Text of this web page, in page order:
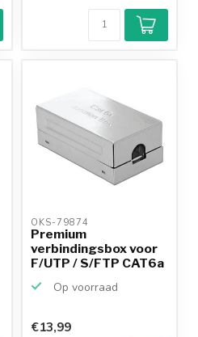
OKS-79874
Premium
verbindingsbox voor
F/UTP / S/FTP CAT6a
Op voorraad
€13,99